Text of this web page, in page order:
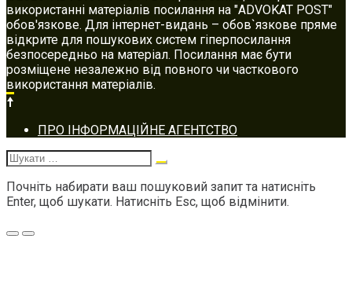
використанні матеріалів посилання на "ADVOKAT POST"
обов'язкове. Для інтернет-видань – обов`язкове пряме
відкрите для пошукових систем гіперпосилання
безпосередньо на матеріал. Посилання має бути
розміщене незалежно від повного чи часткового
використання матеріалів.
Footer
navigation
ПРО ІНФОРМАЦІЙНЕ АГЕНТСТВО
Шукати:
Почніть набирати ваш пошуковий запит та натисніть
Enter, щоб шукати. Натисніть Esc, щоб відмінити.
Меню